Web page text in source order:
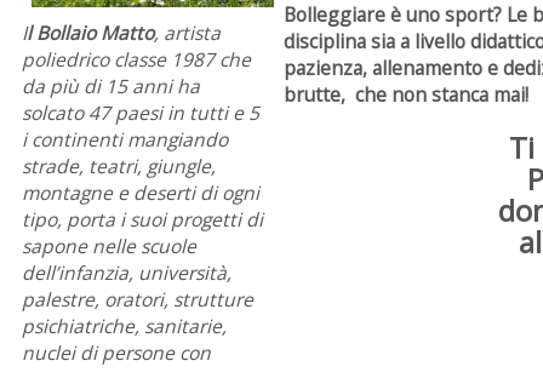
Il Bollaio Matto, artista
poliedrico classe 1987 che
da più di 15 anni ha
solcato 47 paesi in tutti e 5
i continenti mangiando
strade, teatri, giungle,
montagne e deserti di ogni
tipo, porta i suoi progetti di
sapone nelle scuole
dell’infanzia, università,
palestre, oratori, strutture
psichiatriche, sanitarie,
nuclei di persone con
Bolleggiare è uno sport? Le
disciplina sia a livello
pazienza, allenamento e
brutte, che non stanca mai!